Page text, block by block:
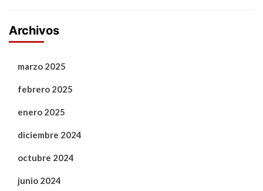
Archivos
marzo 2025
febrero 2025
enero 2025
diciembre 2024
octubre 2024
junio 2024